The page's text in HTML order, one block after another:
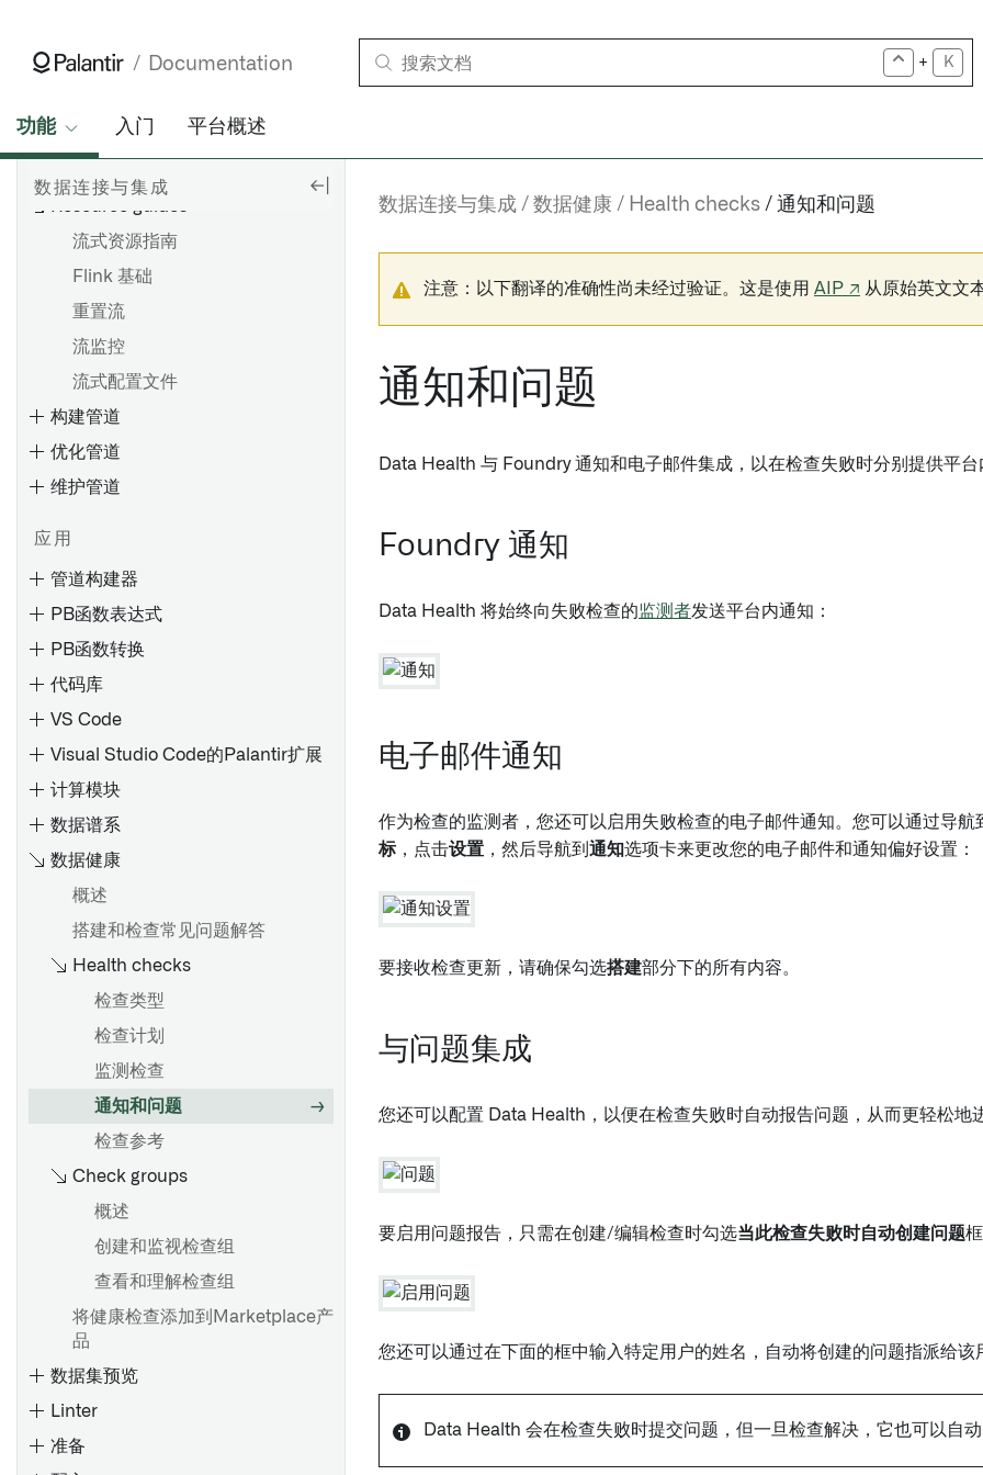
Documentation + K
功能 入门 平台概述
数据连接与集成
代理配置参考
代理工作器
代理代理运行时配置参考
份验证
设置数据源
源探索
设置批量同步
设置流式同步
HyperAuto V1 概述
开始使用 HyperAuto V1
数据源探索
SDDI 控制台
配置参考
从 HyperAuto V1 迁移到 V2
HyperAuto V1 常见问题
SAP
SAP 附加组件的安装
安装 Palantir Foundry
用程序
安装远程代理
为 4.6C/620/640 安装远程代
安装修补包
配置 SLT（SAP Landscape
Transformation Replication
Connector 2.0 for SAP
Applications 或远程代理
Palantir Foundry Connector
2.0 以 SAP 应用的管理控制台
2.0 以 SAP 应用程序的参数
设置和配置清理任务
授权角色
备份和恢复 Palantir Foundry
Connector 2.0 以用于 SAP 应
用程序
创建一个新的来源
源探索
Foundry SAP 同步
创建新的流式同步
增量更新
SAP 对象类型
从SAP提取长文本
流式资源指南
Flink 基础
重置流
流监控
流式配置文件
构建管道
使用 Pipeline Builder 创建数
据集批处理管道
使用Pipeline Builder创建媒体
理管道
使用代码库创建媒体集批处理
管道
使用Pipeline Builder创建增量
管道
概述
创建增量同步
保持高性能
流式管道：概述
比较：流处理 vs 批处理
性能考虑
使用 Foundry Streaming 进行
计算
流式有状态变换
优化管道
调试失败的管道
调试失败的流
排查内存不足（OOM）出错
排查计划
理解 Spark 细节
Spark UI [测试版]
理解计算使用情况
原生加速
应用Spark配置文件
概述
设置投影
高级细节
Foundry 使用优化
维护管道
应用
管道构建器
概述
添加数据集
自动生成输入数据
批量输入数据集的计算模式
概览
变换数据
合并数据
合并数据
创建地理空间变换
在Pipeline Builder中创建唯一
ID
在流式Pipeline Builder管道中
合并数据
在 Pipeline Builder 中使用
LLM 节点
PB函数表达式
PB函数转换
代码库
在控制面板中配置代码库设置
预览变换
调试变换
使用项目引用
分析更改的影响
Artifact 存储库
VS Code
Visual Studio Code的Palantir扩展
计算模块
数据谱系
探索数据沿袭
探索工件和Ontology实体
保存和分享图表
节点着色
图元素参考
预览和逻辑
查看搭建时间线
了解过时的数据集
搭建数据集
管理计划
数据健康
概述
搭建和检查常见问题解答
Health checks
检查类型
检查计划
监测检查
通知和问题
检查参考
Check groups
概述
创建和监视检查组
查看和理解检查组
将健康检查添加到Marketplace产
品
数据集预览
Linter
准备
数据连接与集成 数据健康 Health checks 通知和问题
注意：以下翻译的准确性尚未经过验证。这是使用 AIP ↗ 从原始英文文
通知和问题
Data Health 与 Foundry 通知和电子邮件集成，以在检查失败时分别提供平台
Foundry 通知
Data Health 将始终向失败检查的监测者发送平台内通知：
电子邮件通知
作为检查的监测者，您还可以启用失败检查的电子邮件通知。您可以通过导航
标，点击设置 ，然后导航到 通知选项卡来更改您的电子邮件和通知偏好设置：
要接收检查更新，请确保勾选搭建部分下的所有内容。
与问题集成
您还可以配置 Data Health，以便在检查失败时自动报告问题，从而更轻松地
要启用问题报告，只需在创建/编辑检查时勾选当此检查失败时自动创建问题框
您还可以通过在下面的框中输入特定用户的姓名，自动将创建的问题指派给该
Data Health 会在检查失败时提交问题，但一旦检查解决，它也可以自动